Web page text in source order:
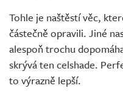
Tohle je naštěstí věc,
částečně opravili. Jiné
alespoň trochu
skrývá ten celshade.
to výrazně lepší.